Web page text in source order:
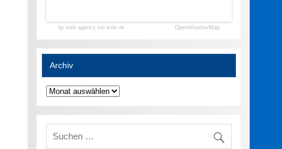
by web agency siti web ok OpenWeatherMap
Archiv
Archiv